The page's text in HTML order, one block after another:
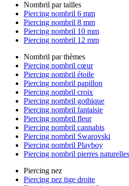
Nombril par tailles
Piercing nombril 6 mm
Piercing nombril 8 mm
Piercing nombril 10 mm
Piercing nombril 12 mm
Nombril par thèmes
Piercing nombril cœur
Piercing nombril étoile
Piercing nombril papillon
Piercing nombril croix
Piercing nombril gothique
Piercing nombril fantaisie
Piercing nombril fleur
Piercing nombril cannabis
Piercing nombril Swarovski
Piercing nombril Playboy
Piercing nombril pierres naturelles
Piercing nez
Piercing nez tige droite